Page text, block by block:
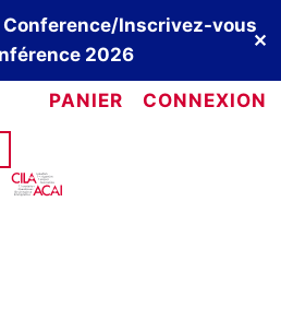
Inscrivez-vous
2026
✕
PANIER CONNEXION